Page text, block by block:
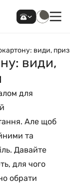
види,
види,
для
Але щоб
та
Давайте
для чого
обрати